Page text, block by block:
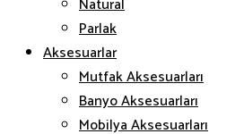
Natural
Parlak
Aksesuarlar
Mutfak Aksesuarları
Banyo Aksesuarları
Mobilya Aksesuarları